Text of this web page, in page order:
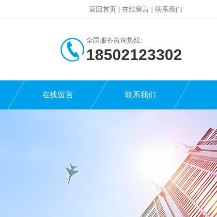
返回首页 | 在线留言 | 联系我们
全国服务咨询热线:
18502123302
在线留言 联系我们